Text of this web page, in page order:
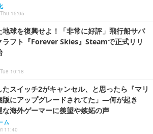
15:05
地球を復興せよ！「非常に好評」飛行船サバ
ラフト『Forever Skies』Steamで正式リリ
10:18
たスイッチ2がキャンセル、と思ったら『マリ
版にアップグレードされてた」―何が起き
な海外ゲーマーに羨望や嫉妬の声
ム
11:40